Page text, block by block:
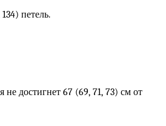
петель.
достигнет 67 (69, 71, 73) см от